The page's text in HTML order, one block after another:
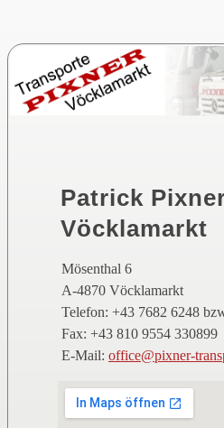
Patrick
Vöcklamarkt
Mösenthal 6
A-4870 Vöcklamarkt
Telefon: +43 7682 6248
Fax: +43 810 9554 330899
E-Mail: office@pixner-